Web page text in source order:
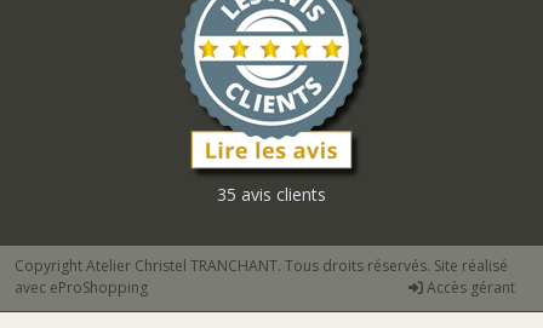
35 avis clients
Copyright Atelier Christel TRANCHANT. Tous droits réservés. Site réalisé
avec eProShopping Accès gérant